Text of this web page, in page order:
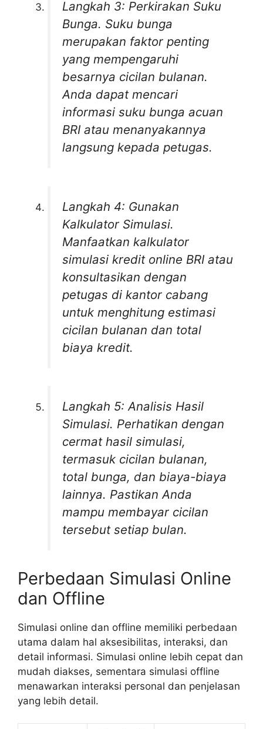
Langkah 3: Perkirakan Suku
Bunga. Suku bunga
merupakan faktor penting
yang mempengaruhi
besarnya cicilan bulanan.
Anda dapat mencari
informasi suku bunga acuan
BRI atau menanyakannya
langsung kepada petugas.
Langkah 4: Gunakan
Kalkulator Simulasi.
Manfaatkan kalkulator
simulasi kredit online BRI atau
konsultasikan dengan
petugas di kantor cabang
untuk menghitung estimasi
cicilan bulanan dan total
biaya kredit.
Langkah 5: Analisis Hasil
Simulasi. Perhatikan dengan
cermat hasil simulasi,
termasuk cicilan bulanan,
total bunga, dan biaya-biaya
lainnya. Pastikan Anda
mampu membayar cicilan
tersebut setiap bulan.
Perbedaan Simulasi Online
dan Offline
Simulasi online dan offline memiliki perbedaan
utama dalam hal aksesibilitas, interaksi, dan
detail informasi. Simulasi online lebih cepat dan
mudah diakses, sementara simulasi offline
menawarkan interaksi personal dan penjelasan
yang lebih detail.